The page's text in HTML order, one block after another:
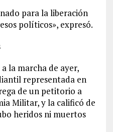
para la liberación
políticos», expresó.
la marcha de ayer,
representada en
de un petitorio a
Militar, y la calificó de
heridos ni muertos